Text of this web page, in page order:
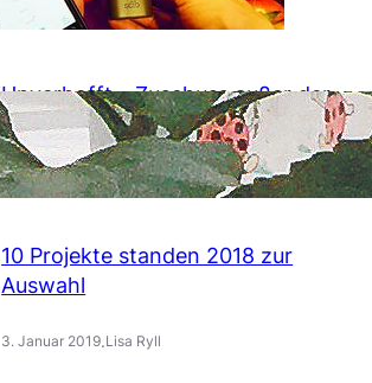
14. Februar 2019 .Lisa Ryll
Unverhofft – Zuschuss außer der
Reihe
13. Februar 2019.Lisa Ryll
10 Projekte standen 2018 zur
Auswahl
3. Januar 2019.Lisa Ryll